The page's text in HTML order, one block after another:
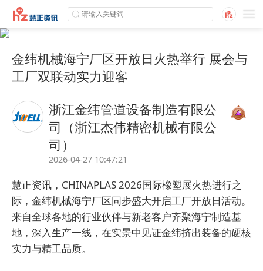
金纬机械海宁厂区开放日火热举行 展会与
工厂双联动实力迎客
浙江金纬管道设备制造有限公
司（浙江杰伟精密机械有限公
司）
2026-04-27 10:47:21
慧正资讯，CHINAPLAS 2026国际橡塑展火热进行之
际， 金纬机械海宁厂区同步盛大开启工厂开放日活动。
来自全球各地的行业伙伴与新老客户齐聚海宁制造基
地，深入生产一线，在实景中见证金纬挤出装备的硬核
实力与精工品质。